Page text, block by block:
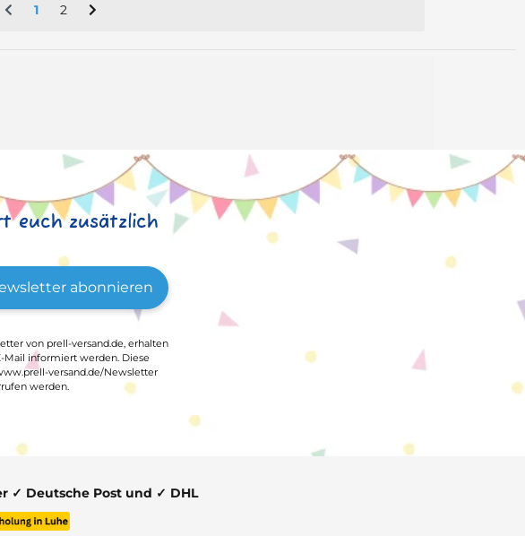
1 2
euch zusätzlich
abonnieren
von prell-versand.de, erhalten
Mail informiert werden. Diese
versand.de/Newsletter
werden.
✓ Deutsche Post und ✓ DHL